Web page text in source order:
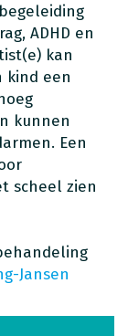
ADHD en
kan
kind een
kunnen
Een
scheel zien
Jansen